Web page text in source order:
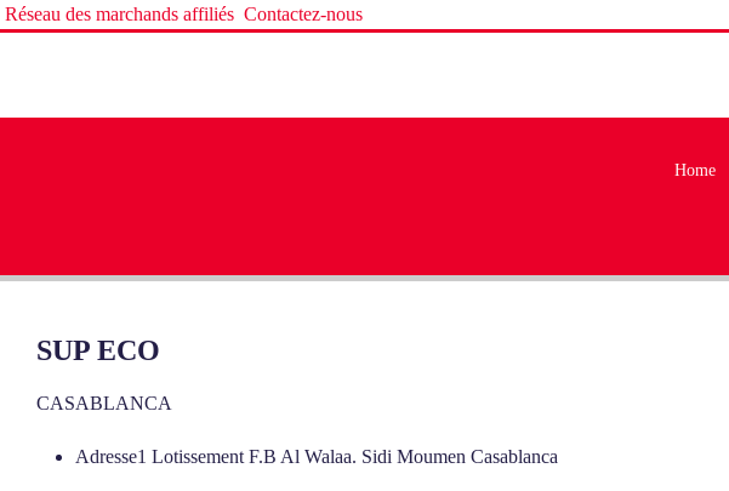
Réseau des marchands affiliés Contactez-nous
Home
SUP ECO
CASABLANCA
Adresse1 Lotissement F.B Al Walaa. Sidi Moumen Casablanca